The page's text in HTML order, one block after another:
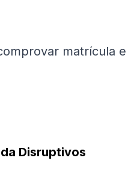
matrícula e
Disruptivos